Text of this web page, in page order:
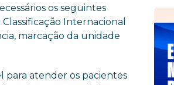
os seguintes
Internacional
marcação da unidade
para atender os pacientes